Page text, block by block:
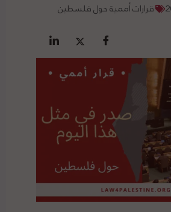
قرارات أممية حول فلسطين